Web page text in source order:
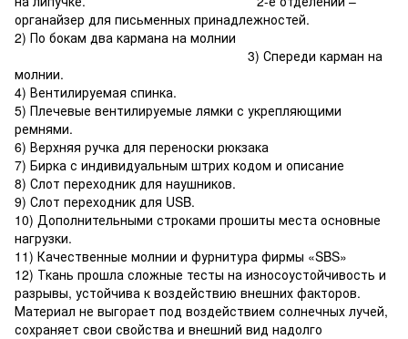
органайзер для письменных принадлежностей.
2) По бокам два кармана на молнии
3) Спереди карман на
молнии.
4) Вентилируемая спинка.
5) Плечевые вентилируемые лямки с укрепляющими
ремнями.
6) Верхняя ручка для переноски рюкзака
7) Бирка с индивидуальным штрих кодом и описание
8) Слот переходник для наушников.
9) Слот переходник для USB.
10) Дополнительными строками прошиты места основные
нагрузки.
11) Качественные молнии и фурнитура фирмы «SBS»
12) Ткань прошла сложные тесты на износоустойчивость и
разрывы, устойчива к воздействию внешних факторов.
Материал не выгорает под воздействием солнечных лучей,
сохраняет свои свойства и внешний вид надолго